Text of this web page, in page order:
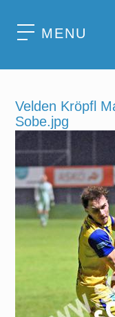
MENU
Velden Kröpfl
Sobe.jpg